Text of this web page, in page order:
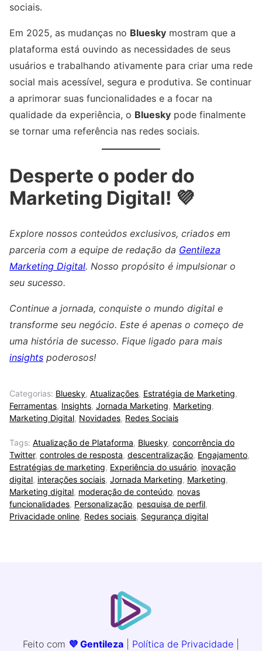
sociais.
Em 2025, as mudanças no Bluesky mostram que a
plataforma está ouvindo as necessidades de seus
usuários e trabalhando ativamente para criar uma rede
social mais acessível, segura e produtiva. Se continuar
a aprimorar suas funcionalidades e a focar na
qualidade da experiência, o Bluesky pode finalmente
se tornar uma referência nas redes sociais.
Desperte o poder do
Marketing Digital! 💜
Explore nossos conteúdos exclusivos, criados em
parceria com a equipe de redação da Gentileza
Marketing Digital. Nosso propósito é impulsionar o
seu sucesso.
Continue a jornada, conquiste o mundo digital e
transforme seu negócio. Este é apenas o começo de
uma história de sucesso. Fique ligado para mais
insights poderosos!
Categorias: Bluesky, Atualizações, Estratégia de Marketing,
Ferramentas, Insights, Jornada Marketing, Marketing,
Marketing Digital, Novidades, Redes Sociais
Tags: Atualização de Plataforma, Bluesky, concorrência do
Twitter, controles de resposta, descentralização, Engajamento,
Estratégias de marketing, Experiência do usuário, inovação
digital, interações sociais, Jornada Marketing, Marketing,
Marketing digital, moderação de conteúdo, novas
funcionalidades, Personalização, pesquisa de perfil,
Privacidade online, Redes sociais, Segurança digital
Feito com 💜 Gentileza Política de Privacidade